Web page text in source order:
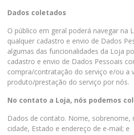
Dados coletados
O público em geral poderá navegar na
qualquer cadastro e envio de Dados
algumas das funcionalidades da Loja
cadastro e envio de Dados Pessoais
compra/contratação do serviço e/ou a
produto/prestação do serviço por nós.
No contato a Loja, nós podemos
Dados de contato. Nome, sobrenome,
cidade, Estado e endereço de e-mail; e